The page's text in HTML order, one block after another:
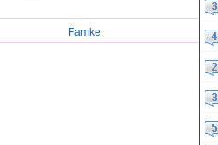
Famke